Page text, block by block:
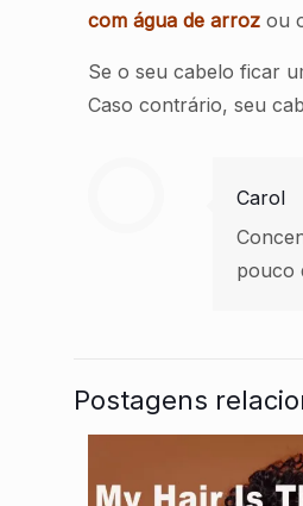
com água de arroz ou
Se o seu cabelo ficar
Caso contrário, seu
Carol
pouco
Postagens